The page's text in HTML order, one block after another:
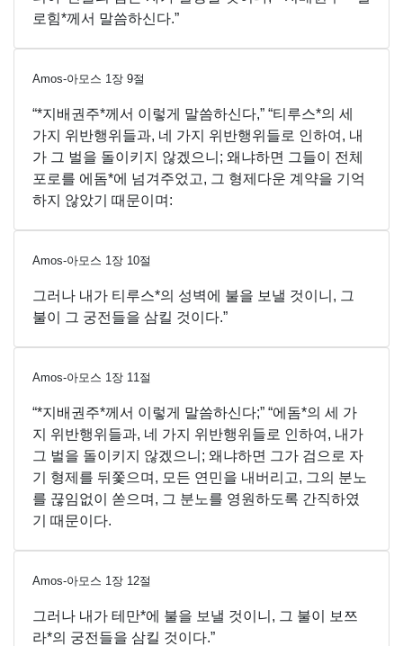
로힘*께서 말씀하신다.”
Amos-아모스 1장 9절
“*지배권주*께서 이렇게 말씀하신다,” “티루스*의 세
가지 위반행위들과, 네 가지 위반행위들로 인하여, 내
가 그 벌을 돌이키지 않겠으니; 왜냐하면 그들이 전체
포로를 에돔*에 넘겨주었고, 그 형제다운 계약을 기억
하지 않았기 때문이며:
Amos-아모스 1장 10절
그러나 내가 티루스*의 성벽에 불을 보낼 것이니, 그
불이 그 궁전들을 삼킬 것이다.”
Amos-아모스 1장 11절
“*지배권주*께서 이렇게 말씀하신다;” “에돔*의 세 가
지 위반행위들과, 네 가지 위반행위들로 인하여, 내가
그 벌을 돌이키지 않겠으니; 왜냐하면 그가 검으로 자
기 형제를 뒤쫓으며, 모든 연민을 내버리고, 그의 분노
를 끊임없이 쏟으며, 그 분노를 영원하도록 간직하였
기 때문이다.
Amos-아모스 1장 12절
그러나 내가 테만*에 불을 보낼 것이니, 그 불이 보쯔
라*의 궁전들을 삼킬 것이다.”